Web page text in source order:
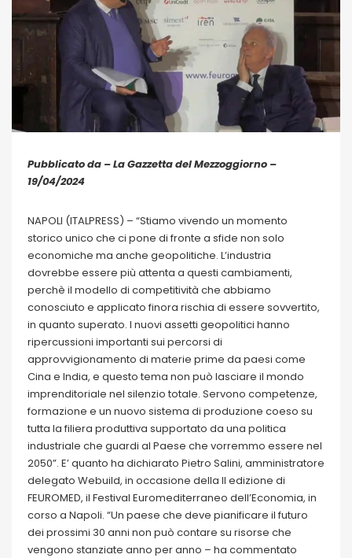
Pubblicato da – La Gazzetta del Mezzoggiorno –
19/04/2024
NAPOLI (ITALPRESS) – “Stiamo vivendo un momento
storico unico che ci pone di fronte a sfide non solo
economiche ma anche geopolitiche. L’industria
dovrebbe essere più attenta a questi cambiamenti,
perchè il modello di competitività che abbiamo
conosciuto e applicato finora rischia di essere sovvertito,
in quanto superato. I nuovi assetti geopolitici hanno
ripercussioni importanti sui percorsi di
approvvigionamento di materie prime da paesi come
Cina e India, e questo tema non può lasciare il mondo
imprenditoriale nel silenzio totale. Servono competenze,
formazione e un nuovo sistema di produzione coeso su
tutta la filiera produttiva supportato da una politica
industriale che guardi al Paese che vorremmo essere nel
2050”. E’ quanto ha dichiarato Pietro Salini, amministratore
delegato Webuild, in occasione della II edizione di
FEUROMED, il Festival Euromediterraneo dell’Economia, in
corso a Napoli. “Un paese che deve pianificare il futuro
dei prossimi 30 anni non può contare su risorse che
vengono stanziate anno per anno – ha commentato